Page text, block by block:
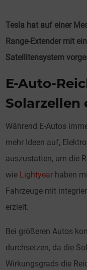
Tesla hat auf einer
Range-Extender mit
Satellitensystem
E-Auto-
Solarzellen
Während E-Autos
mehr Ideen auf,
auszustatten, um die
wie Lightyear haben
Fahrzeuge mit
erzielt.
Bei größeren Autos
durchsetzen, da die
Wirkungsgrads die